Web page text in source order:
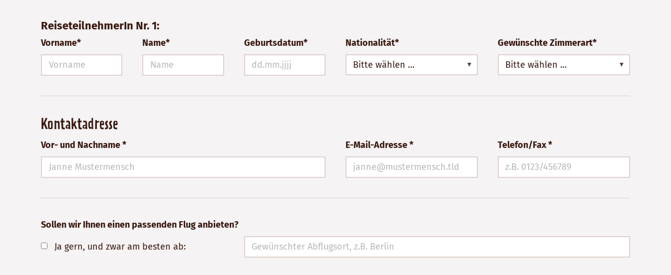
ReiseteilnehmerIn Nr. 1:
Vorname* Name* Geburtsdatum*
Nationalität*
Bitte wählen …
Gewünschte Zimmerart*
Bitte wählen …
Kontaktadresse
Vor- und Nachname * E-Mail-Adresse * Telefon/Fax *
Sollen wir Ihnen einen passenden Flug anbieten?
Ja gern, und zwar am besten ab: